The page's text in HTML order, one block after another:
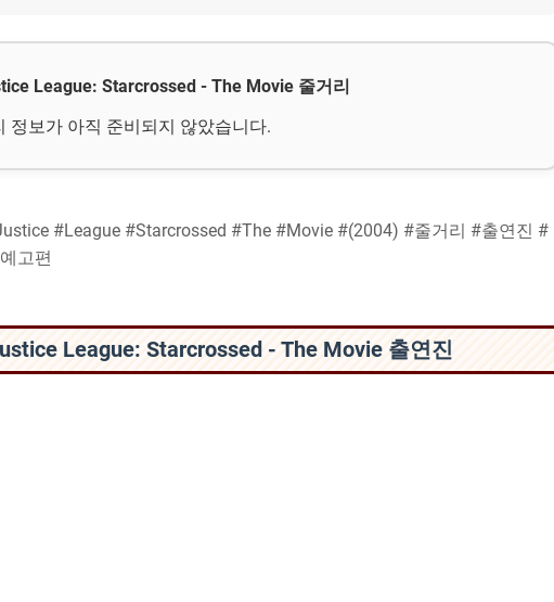
League: Starcrossed - The Movie 줄거리
정보가 아직 준비되지 않았습니다.
#League #Starcrossed #The #Movie #(2004) #줄거리 #출연진 #
고편
League: Starcrossed - The Movie 출연진